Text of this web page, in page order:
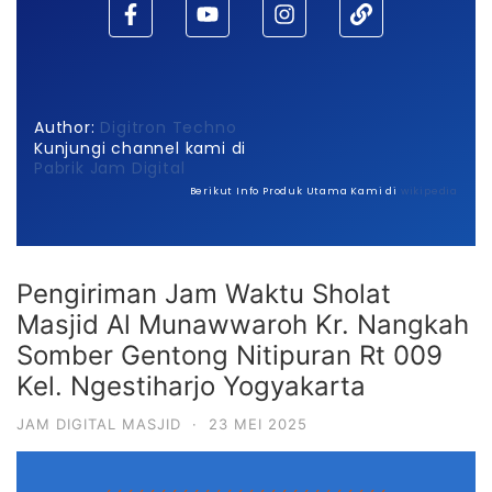
Author: Digitron Techno
Kunjungi channel kami di
Pabrik Jam Digital
Berikut Info Produk Utama Kami di wikipedia
Pengiriman Jam Waktu Sholat
Masjid Al Munawwaroh Kr. Nangkah
Somber Gentong Nitipuran Rt 009
Kel. Ngestiharjo Yogyakarta
JAM DIGITAL MASJID · 23 MEI 2025